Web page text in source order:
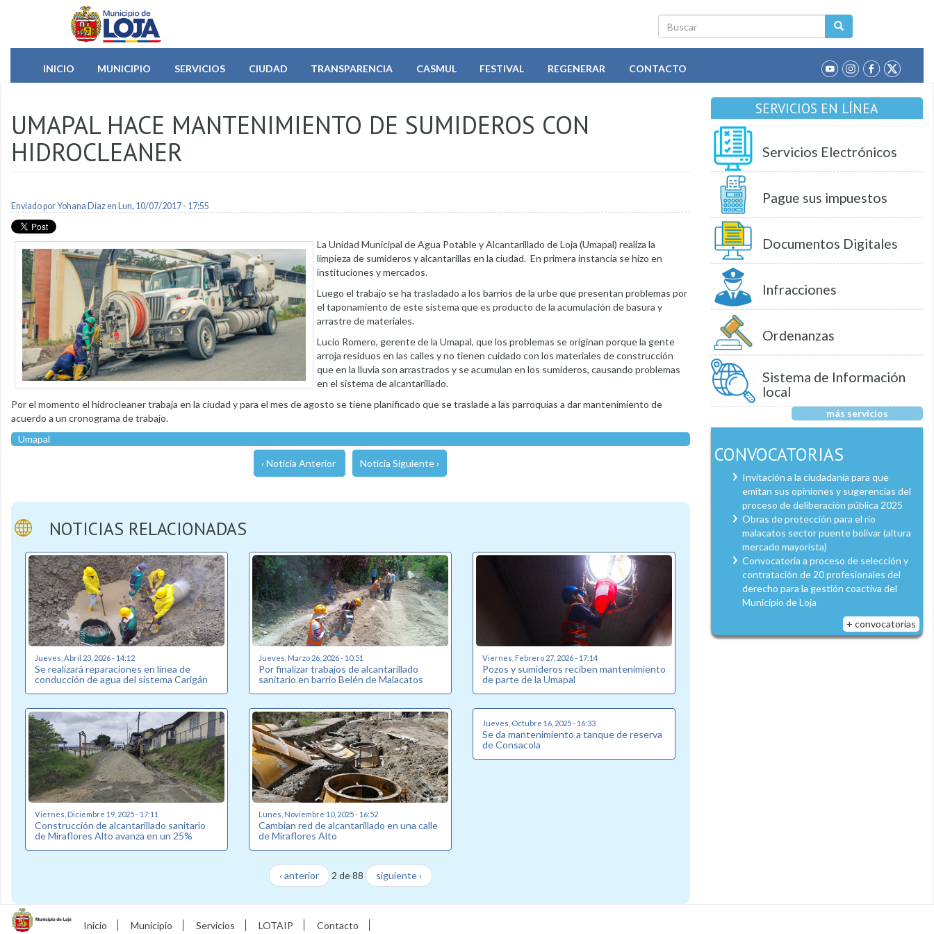
Pasar al contenido principal
Buscar
INICIO
MUNICIPIO SERVICIOS CIUDAD TRANSPARENCIA CASMUL FESTIVAL REGENERAR CONTACTO
UMAPAL HACE MANTENIMIENTO DE SUMIDEROS CON
HIDROCLEANER
Enviado porYohana Diazen Lun, 10/07/2017 - 17:55
La Unidad Municipal de Agua Potable y Alcantarillado de Loja (Umapal) realiza la
limpieza de sumideros y alcantarillas en la ciudad. En primera instancia se hizo en
instituciones y mercados.
Luego el trabajo se ha trasladado a los barrios de la urbe que presentan problemas por
el taponamiento de este sistema que es producto de la acumulación de basura y
arrastre de materiales.
Lucio Romero, gerente de la Umapal, que los problemas se originan porque la gente
arroja residuos en las calles y no tienen cuidado con los materiales de construcción
que en la lluvia son arrastrados y se acumulan en los sumideros, causando problemas
en el sistema de alcantarillado.
Por el momento el hidrocleaner trabaja en la ciudad y para el mes de agosto se tiene planificado que se traslade a las parroquias a dar mantenimiento de
acuerdo a un cronograma de trabajo.
Umapal
‹ Noticia Anterior Noticia Siguiente ›
NOTICIAS RELACIONADAS
Jueves, Abril 23, 2026 - 14:12
Se realizará reparaciones en línea de
conducción de agua del sistema Carigán
Jueves, Marzo 26, 2026 - 10:51
Por finalizar trabajos de alcantarillado
sanitario en barrio Belén de Malacatos
Viernes, Febrero 27, 2026 - 17:14
Pozos y sumideros reciben mantenimiento
de parte de la Umapal
Viernes, Diciembre 19, 2025 - 17:11
Construcción de alcantarillado sanitario
de Miraflores Alto avanza en un 25%
Lunes, Noviembre 10, 2025 - 16:52
Cambian red de alcantarillado en una calle
de Miraflores Alto
Jueves, Octubre 16, 2025 - 16:33
Se da mantenimiento a tanque de reserva
de Consacola
‹ anterior 2 de 88 siguiente ›
SERVICIOS EN LÍNEA
Servicios Electrónicos
Pague sus impuestos
Documentos Digitales
Infracciones
Ordenanzas
Sistema de Información
local
más servicios
CONVOCATORIAS
Invitación a la ciudadanía para que
emitan sus opiniones y sugerencias del
proceso de deliberación pública 2025
Obras de protección para el río
malacatos sector puente bolívar (altura
mercado mayorista)
Convocatoria a proceso de selección y
contratación de 20 profesionales del
derecho para la gestión coactiva del
Municipio de Loja
+ convocatorias
Inicio Municipio Servicios LOTAIP Contacto